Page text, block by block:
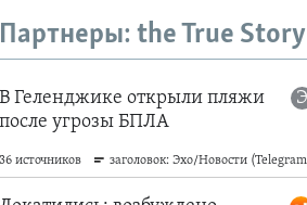
Партнеры: the True Story